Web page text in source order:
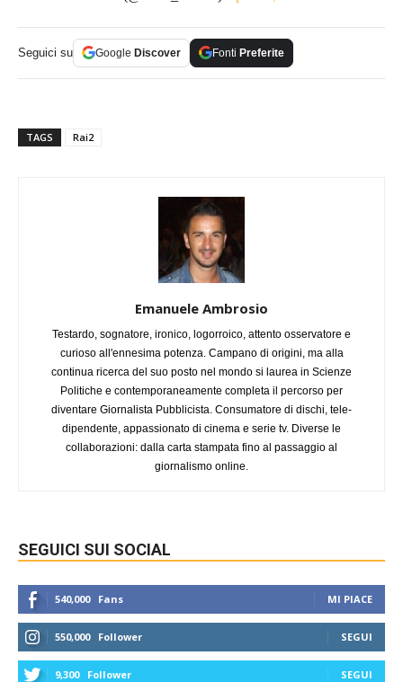
Seguici su Google Discover Fonti Preferite
TAGS Rai2
Emanuele Ambrosio
Testardo, sognatore, ironico, logorroico, attento osservatore e
curioso all'ennesima potenza. Campano di origini, ma alla
continua ricerca del suo posto nel mondo si laurea in Scienze
Politiche e contemporaneamente completa il percorso per
diventare Giornalista Pubblicista. Consumatore di dischi, tele-
dipendente, appassionato di cinema e serie tv. Diverse le
collaborazioni: dalla carta stampata fino al passaggio al
giornalismo online.
SEGUICI SUI SOCIAL
540,000 Fans MI PIACE
550,000 Follower SEGUI
9,300 Follower SEGUI